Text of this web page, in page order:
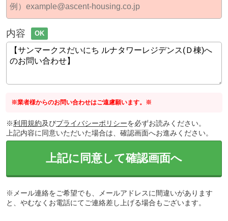
内容 OK
※業者様からのお問い合わせはご遠慮願います。※
※利用規約及びプライバシーポリシーを必ずお読みください。
上記内容に同意いただいた場合は、確認画面へお進みください。
上記に同意して確認画面へ
※メール連絡をご希望でも、メールアドレスに間違いがあります
と、やむなくお電話にてご連絡差し上げる場合もございます。